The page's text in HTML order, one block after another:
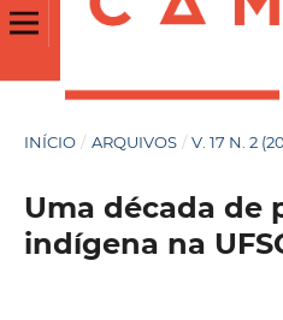
INÍCIO / ARQUIVOS / V. 17 N. 2
Uma década de
indígena na